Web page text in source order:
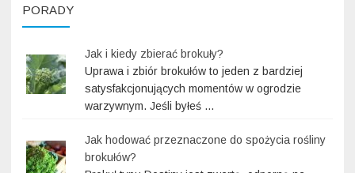
PORADY
Jak i kiedy zbierać brokuły?
Uprawa i zbiór brokułów to jeden z bardziej
satysfakcjonujących momentów w ogrodzie
warzywnym. Jeśli byłeś …
Jak hodować przeznaczone do spożycia rośliny
brokułów?